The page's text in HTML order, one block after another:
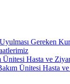
Gereken
Ünitesi Hasta ve
Ünitesi Hasta